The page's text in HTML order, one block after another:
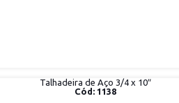
Talhadeira de Aço 3/4 x 10″
Cód: 1138